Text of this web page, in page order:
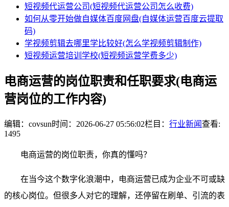
短视频代运营公司(短视频代运营公司怎么收费)
如何从零开始做自媒体百度网盘(自媒体运营百度云提取
码)
学视频剪辑去哪里学比较好(怎么学视频剪辑制作)
短视频运营培训学校(短视频运营学费多少)
电商运营的岗位职责和任职要求(电商运
营岗位的工作内容)
编辑：covsun时间：2026-06-27 05:56:02栏目： 行业新闻查看:
1495
电商运营的岗位职责，你真的懂吗？
在当今这个数字化浪潮中，电商运营已成为企业不可或缺
的核心岗位。但很多人对它的理解，还停留在刷单、引流的表